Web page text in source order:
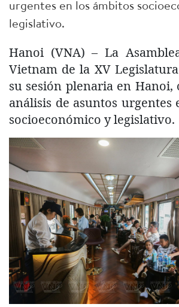
urgentes en los ámbitos
legislativo.
Hanoi (VNA) – La
Vietnam de la XV
su sesión plenaria en Hanoi,
análisis de asuntos urgentes
socioeconómico y legislativo.